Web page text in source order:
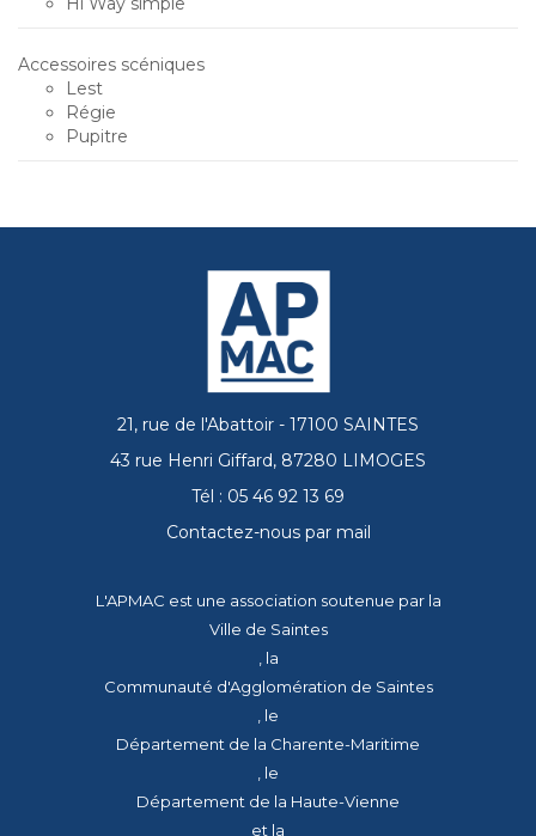
Accessoires scéniques
Lest
Régie
Pupitre
21, rue de l'Abattoir - 17100 SAINTES
43 rue Henri Giffard, 87280 LIMOGES
Tél : 05 46 92 13 69
Contactez-nous par mail
L'APMAC est une association soutenue par la
Ville de Saintes
, la
Communauté d'Agglomération de Saintes
, le
Département de la Charente-Maritime
, le
Département de la Haute-Vienne
et la